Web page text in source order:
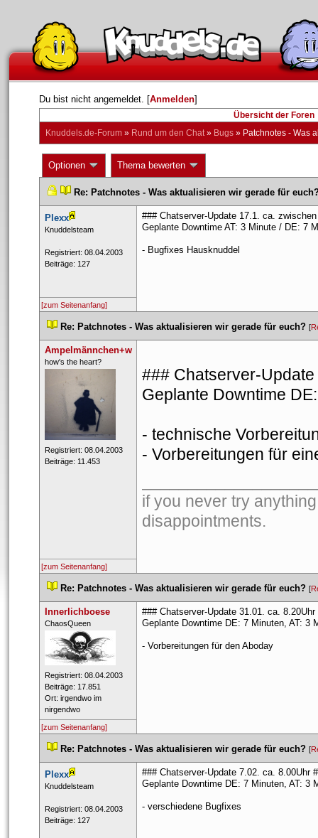
Du bist nicht angemeldet. [Anmelden]
Übersicht der Foren
Knuddels.de-Forum » Rund um den Chat » Bug » Patchnotes - Was
Optionen Thema bewerten
Re: Patchnotes - Was aktualisieren wir gerade für
Plexx
​Knuddelsteam
Registriert: 08.04.2003
Beiträge: 127
### Chatserver-Update 17.1. ca.
Geplante Downtime AT: 3 Minute / DE: 7
- Bugfixes Hausknuddel
[zum Seitenanfang]
Re: Patchnotes - Was aktualisieren wir gerade für euch? [
Ampelmännchen+w
​how's the heart?
Registriert: 08.04.2003
Beiträge: 11.453
### Chatserver-
Geplante Downtime
- technische
- Vorbereitungen für
if you never try
disappointments.
[zum Seitenanfang]
Re: Patchnotes - Was aktualisieren wir gerade für euch? [
Innerlichboese
​ChaosQueen
Registriert: 08.04.2003
Beiträge: 17.851
Ort: irgendwo im
nirgendwo
### Chatserver-Update 31.01. ca. 8.20Uhr
Geplante Downtime DE: 7 Minuten, AT: 3
- Vorbereitungen für den Aboday
[zum Seitenanfang]
Re: Patchnotes - Was aktualisieren wir gerade für euch? [
Plexx
​Knuddelsteam
Registriert: 08.04.2003
Beiträge: 127
### Chatserver-Update 7.02. ca. 8.00Uhr
Geplante Downtime DE: 7 Minuten, AT: 3
- verschiedene Bugfixe